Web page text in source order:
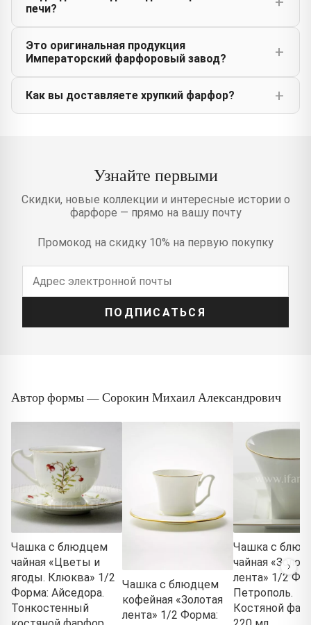
печи?
Это оригинальная продукция
Императорский фарфоровый завод?
Как вы доставляете хрупкий фарфор?
Узнайте первыми
Скидки, новые коллекции и интересные истории о
фарфоре — прямо на вашу почту
Промокод на скидку 10% на первую покупку
ПОДПИСАТЬСЯ
Автор формы — Сорокин Михаил Александрович
Чашка с блюдцем
чайная «Цветы и
ягоды. Клюква» 1/2
Форма: Айседора.
Тонкостенный
Чашка с блюдцем
кофейная «Золотая
лента» 1/2 Форма:
Чашка с
чайная
лента» 1/2
Петрополь.
Костяной